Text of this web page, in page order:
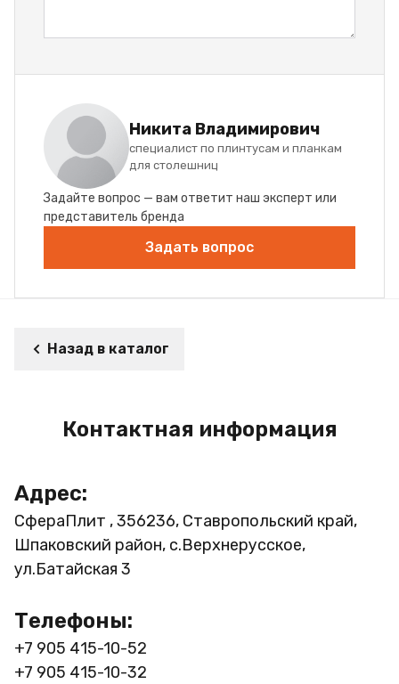
Никита Владимирович
специалист по плинтусам и планкам
для столешниц
Задайте вопрос — вам ответит наш эксперт или
представитель бренда
Задать вопрос
Назад в каталог
Контактная информация
Адрес:
СфераПлит , 356236, Ставропольский край,
Шпаковский район, с.Верхнерусское,
ул.Батайская 3
Телефоны:
+7 905 415-10-52
+7 905 415-10-32